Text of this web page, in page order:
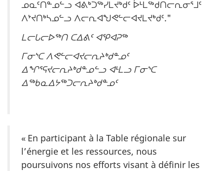
ᓄᓇᑦᑎᓐᓄᓪᓗ ᐊᕕᒃᑐᖅᓯᒪᔪᒃᑯᑦ ᐆᒻᒪᖅᑯᑎᓕᕆᓂᕐᒧᑦ
ᐱᔾᔪᑎᒃᓴᓄᓪᓗ ᐱᓕᕆᐊᖑᕙᓪᓕᐊᔪᒪᔪᒃᑯᑦ."
ᒪᓕᒐᓕᐅᖅᑎ ᑕᐃᕕᑦ ᐊᕿᐊᕈᖅ
ᒥᓂᔅᑕ ᐱᕙᓪᓕᐊᔪᓕᕆᔨᒃᑯᓐᓄᑦ
ᐃᖏᕐᕋᔪᓕᕆᔨᒃᑯᓐᓄᓪᓗ ᐊᒻᒪᓗ ᒥᓂᔅᑕ
ᐃᖅᑲᓇᐃᔭᖅᑐᓕᕆᔨᒃᑯᓐᓄᑦ
« En participant à la Table régionale sur
l’énergie et les ressources, nous
poursuivons nos efforts visant à définir les